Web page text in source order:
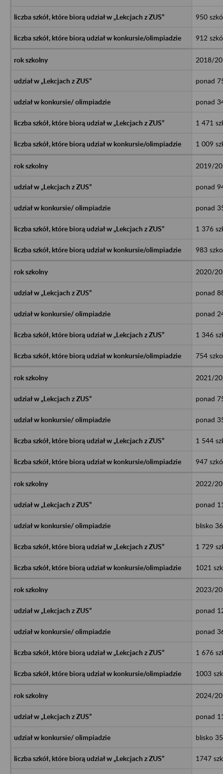
950
912
2018/
ponad
ponad
1 471
1 009
2019/
ponad
ponad
1 376
983
2020/
ponad
ponad
1 346
754
2021/
ponad
ponad
1 544
947
2022/
ponad
blisko
1 729
1021
2023/
ponad
ponad
1 676
1003
2024/
ponad
blisko
1747